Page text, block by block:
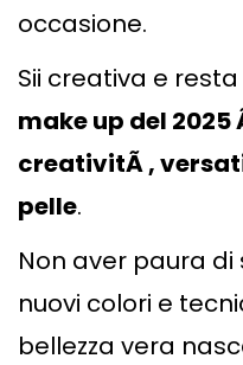
occasione.
Sii creativa e
make up del 2025
creativitÃ ,
pelle.
Non aver paura
nuovi colori e
bellezza vera